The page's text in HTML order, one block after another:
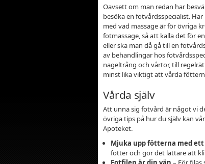
Oavsett om man redan har
besöka en fotvårdsspecialist.
med vad massage är för övriga
fotmassage, så att kalla det för
eller ska man då gå till en
av behandlingar hos
nageltrång och vårtor, till
minst lika viktigt att vårda
Vårda själv
Att unna sig fotvård är något vi
övriga tips på hur du själv kan
Apoteket.
Mjuka upp fötterna med
fötter och gör det lättare att